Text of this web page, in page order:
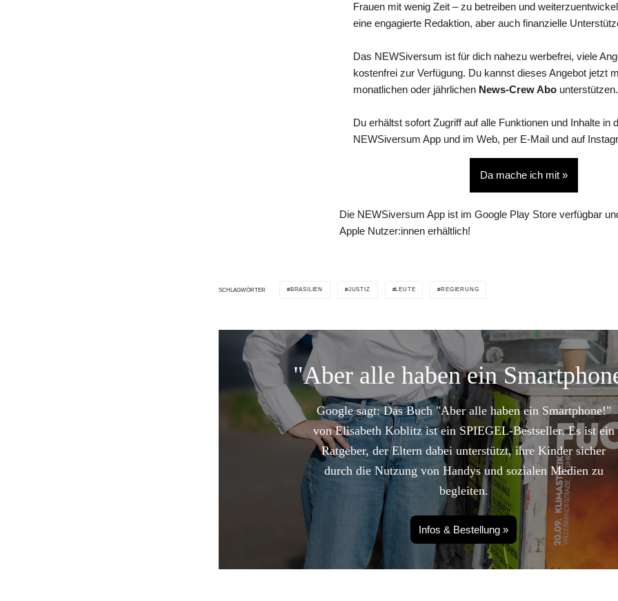
Frauen mit wenig Zeit – zu betreiben und
eine engagierte Redaktion, aber auch finanzielle
Das NEWSiversum ist für dich nahezu werbefrei, viele
kostenfrei zur Verfügung. Du kannst dieses Angebot jetzt
monatlichen oder jährlichen News-Crew Abo unterstützen.
Du erhältst sofort Zugriff auf alle Funktionen und Inhalte in
NEWSiversum App und im Web, per E-Mail und auf
Da mache ich mit »
Die NEWSiversum App ist im Google Play Store verfügbar
Apple Nutzer:innen erhältlich!
SCHLAGWÖRTER BRASILIEN JUSTIZ LEUTE REGIERUNG
"Aber alle haben ein
Google sagt: Das Buch "Aber alle haben ein Smartphone!"
von Elisabeth Koblitz ist ein SPIEGEL-Bestseller. Es ist ein
Ratgeber, der Eltern dabei unterstützt, ihre Kinder sicher
durch die Nutzung von Handys und sozialen Medien zu
begleiten.
Infos & Bestellung »